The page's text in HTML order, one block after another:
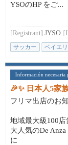
YSOのHP をご...
[Registrant] JYSO
サッカー ベイエ
Información necesaria
🎉✨ 日本人5家
フリマ出店のお
地域最大級100
大人気のDe
に